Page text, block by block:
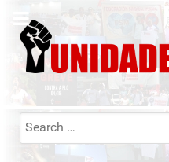
Search